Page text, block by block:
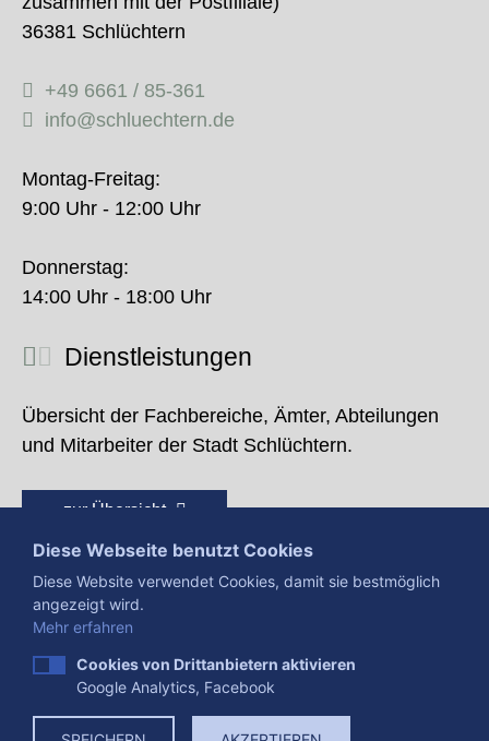
36381 Schlüchtern
+49 6661 / 85-361
info@schluechtern.de
Montag-Freitag:
9:00 Uhr - 12:00 Uhr
Donnerstag:
14:00 Uhr - 18:00 Uhr
Dienstleistungen
Übersicht der Fachbereiche, Ämter, Abteilungen
und Mitarbeiter der Stadt Schlüchtern.
zur Übersicht
Presse Impressum Datenschutzerklärung
Diese Webseite benutzt Cookies
Diese Website verwendet Cookies, damit sie bestmöglich
angezeigt wird.
Mehr erfahren
Cookies von Drittanbietern aktivieren
Google Analytics, Facebook